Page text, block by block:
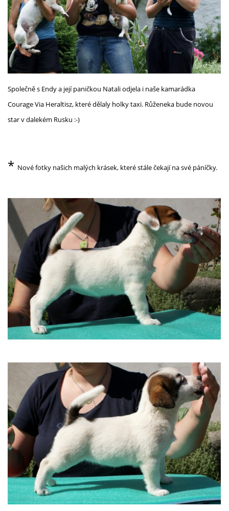
Společně s Endy a její paničkou Natali odjela i naše kamarádka
Courage Via Heraltisz, které dělaly holky taxi. Růženeka bude novou
star v dalekém Rusku :-)
* Nové fotky našich malých krásek, které stále čekají na své páníčky.